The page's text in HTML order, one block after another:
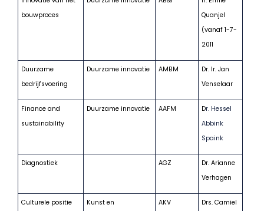
bouwproces
Quanjel
(vanaf 1-7-
2011
Duurzame
bedrijfsvoering
Duurzame innovatie AMBM
Dr. Ir. Jan
Venselaar
Finance and
sustainability
Duurzame innovatie AAFM Dr. Hessel
Abbink
Spaink
Diagnostiek AGZ
Dr. Arianne
Verhagen
Culturele positie
Kunst en
AKV
Drs. Camiel